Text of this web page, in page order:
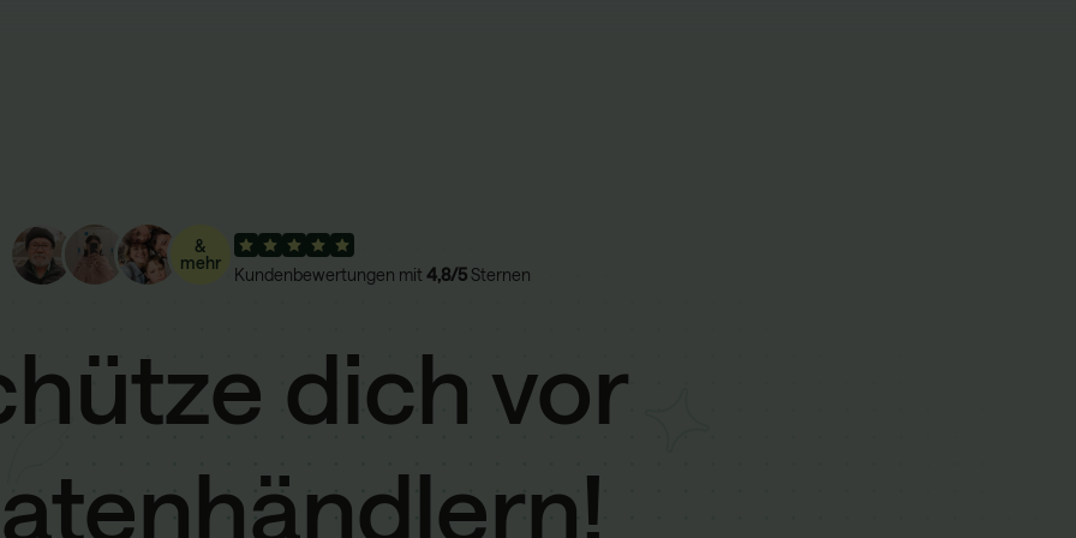
&
mehr
Kundenbewertungen mit 4,8/5Sternen
dich vor